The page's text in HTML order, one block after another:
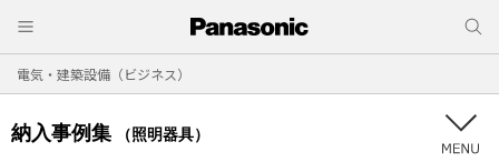
電気・建築設備（ビジネス）
納入事例集 （照明器具）